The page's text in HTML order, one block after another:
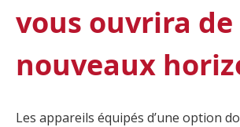
vous ouvrira de
nouveaux
Les appareils équipés d’une option